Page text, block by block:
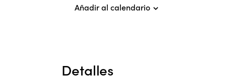
Añadir al calendario
Detalles